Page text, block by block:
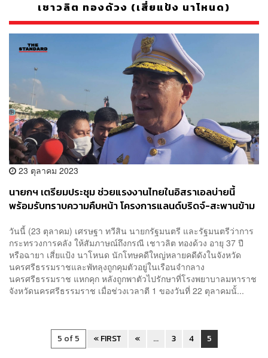
เชาวลิต ทองด้วง (เสี่ยแป้ง นาโหนด)
23 ตุลาคม 2023
นายกฯ เตรียมประชุม ช่วยแรงงานไทยในอิสราเอลบ่ายนี้
พร้อมรับทราบความคืบหน้า โครงการแลนด์บริดจ์-สะพานข้าม
วันนี้ (23 ตุลาคม) เศรษฐา ทวีสิน นายกรัฐมนตรี และรัฐมนตรีว่าการ
กระทรวงการคลัง ให้สัมภาษณ์ถึงกรณี เชาวลิต ทองด้วง อายุ 37 ปี
หรือฉายา เสี่ยแป้ง นาโหนด นักโทษคดีใหญ่หลายคดีดังในจังหวัด
นครศรีธรรมราชและพัทลุงถูกคุมตัวอยู่ในเรือนจำกลาง
นครศรีธรรมราช แหกคุก หลังถูกพาตัวไปรักษาที่โรงพยาบาลมหาราช
จังหวัดนครศรีธรรมราช เมื่อช่วงเวลาตี 1 ของวันที่ 22 ตุลาคมนั้...
5 of 5 « FIRST « ... 3 4 5